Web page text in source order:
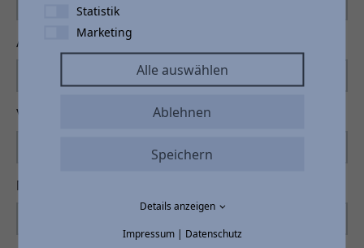
Anrede
Vorname
Statistik
Marketing
Alle auswählen
Ablehnen
Speichern
Details anzeigen
Impressum| Datenschutz